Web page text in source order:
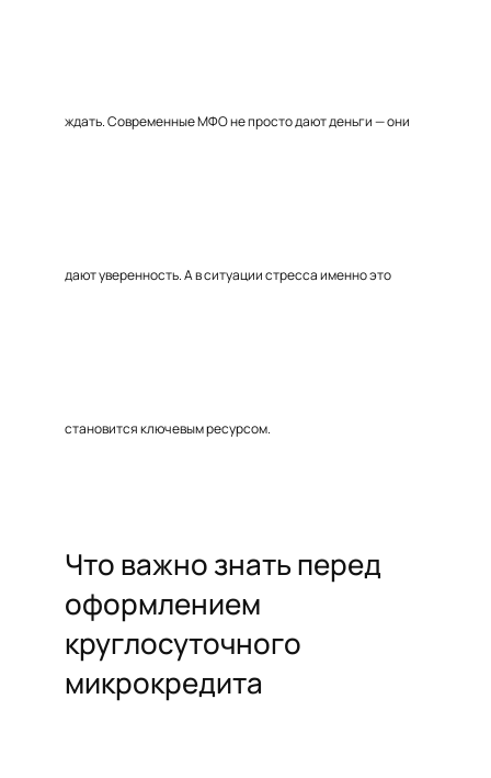
ждать. Современные МФО не просто дают деньги — они
дают уверенность. А в ситуации стресса именно это
становится ключевым ресурсом.
Что важно знать перед
оформлением
круглосуточного
микрокредита